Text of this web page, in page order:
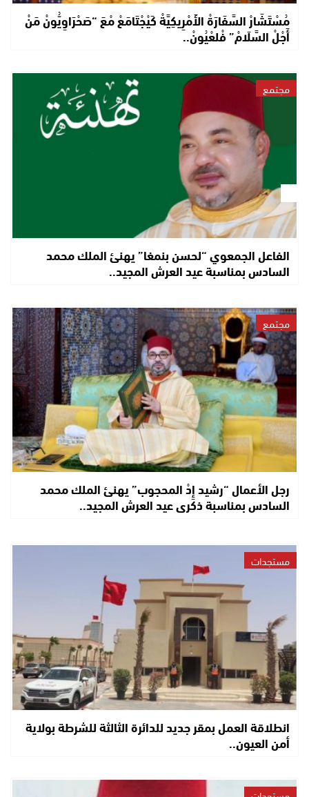
مُسْتَشَارْ السَّفَارَةْ الأَمْرِيكِيَّةْ كَيْجْتَامَعْ مْعَ “صَحْرَاوِيُّونْ مَنْ
أَجْلْ السَّلَامْ” فْلعْيُونْ..
مجتمع
الفاعل الجمعوي “لحسن بنمغا” يهنئ الملك محمد
السادس بمناسبة عيد العرش المجيد..
مجتمع
رجل الأعمال “رشيد إِدْ المحجوب” يهنئ الملك محمد
السادس بمناسبة ذكرى عيد العرش المجيد..
مستجدات
انطلاقة العمل بمقر جديد للدائرة الثالثة للشرطة بولاية
أمن العيون..